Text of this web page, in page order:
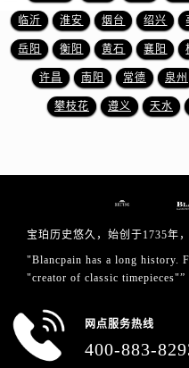
临沂 淮安 烟台 绍兴
岳阳 衡阳 黄石 襄阳
许昌 南阳 常德 泉州
攀枝花 遵义 天水
宝珀历史悠久，始创于1735年
"Blancpain has a long history.
"creator of classic timepieces"”
网点服务热线
400-883-